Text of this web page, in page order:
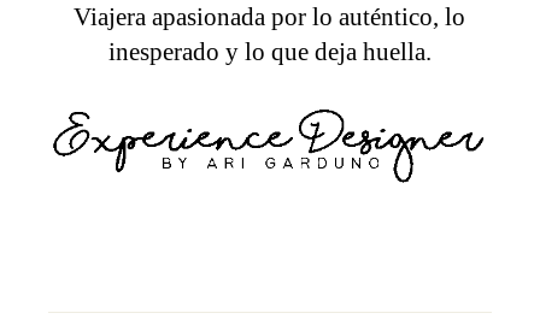
Viajera apasionada por lo auténtico, lo
inesperado y lo que deja huella.